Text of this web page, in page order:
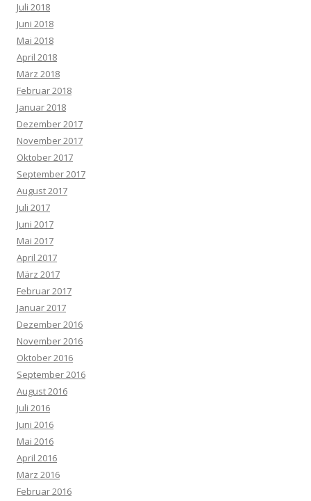
Juli 2018
Juni 2018
Mai 2018
April 2018
März 2018
Februar 2018
Januar 2018
Dezember 2017
November 2017
Oktober 2017
September 2017
August 2017
Juli 2017
Juni 2017
Mai 2017
April 2017
März 2017
Februar 2017
Januar 2017
Dezember 2016
November 2016
Oktober 2016
September 2016
August 2016
Juli 2016
Juni 2016
Mai 2016
April 2016
März 2016
Februar 2016